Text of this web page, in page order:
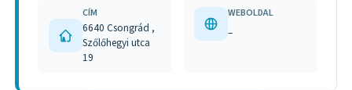
CÍM
6640 Csongrád ,
Szőlőhegyi utca
19
WEBOLDAL
–